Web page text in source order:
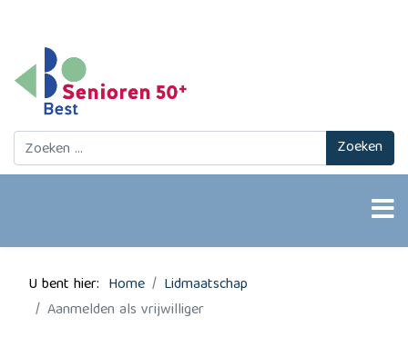
Zoeken Zoeken
U bent hier: Home
Lidmaatschap
Aanmelden als vrijwilliger